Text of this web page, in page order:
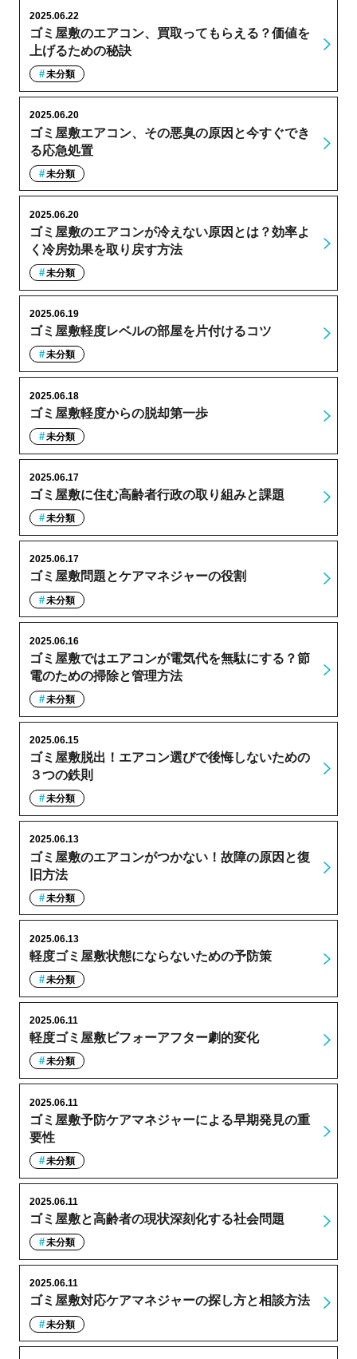
ゴミ屋敷のエアコン、買取ってもらえる？価値を
上げるための秘訣
2025.06.22
未分類
ゴミ屋敷エアコン、その悪臭の原因と今すぐでき
る応急処置
2025.06.20
未分類
ゴミ屋敷のエアコンが冷えない原因とは？効率よ
く冷房効果を取り戻す方法
2025.06.20
未分類
ゴミ屋敷軽度レベルの部屋を片付けるコツ
2025.06.19
未分類
ゴミ屋敷軽度からの脱却第一歩
2025.06.18
未分類
ゴミ屋敷に住む高齢者行政の取り組みと課題
2025.06.17
未分類
ゴミ屋敷問題とケアマネジャーの役割
2025.06.17
未分類
ゴミ屋敷ではエアコンが電気代を無駄にする？節
電のための掃除と管理方法
2025.06.16
未分類
ゴミ屋敷脱出！エアコン選びで後悔しないための
３つの鉄則
2025.06.15
未分類
ゴミ屋敷のエアコンがつかない！故障の原因と復
旧方法
2025.06.13
未分類
軽度ゴミ屋敷状態にならないための予防策
2025.06.13
未分類
軽度ゴミ屋敷ビフォーアフター劇的変化
2025.06.11
未分類
ゴミ屋敷予防ケアマネジャーによる早期発見の重
要性
2025.06.11
未分類
ゴミ屋敷と高齢者の現状深刻化する社会問題
2025.06.11
未分類
ゴミ屋敷対応ケアマネジャーの探し方と相談方法
2025.06.11
未分類